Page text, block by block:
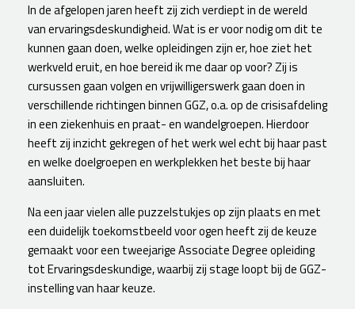
In de afgelopen jaren heeft zij zich verdiept in de wereld
van ervaringsdeskundigheid. Wat is er voor nodig om dit te
kunnen gaan doen, welke opleidingen zijn er, hoe ziet het
werkveld eruit, en hoe bereid ik me daar op voor? Zij is
cursussen gaan volgen en vrijwilligerswerk gaan doen in
verschillende richtingen binnen GGZ, o.a. op de crisisafdeling
in een ziekenhuis en praat- en wandelgroepen. Hierdoor
heeft zij inzicht gekregen of het werk wel echt bij haar past
en welke doelgroepen en werkplekken het beste bij haar
aansluiten.
Na een jaar vielen alle puzzelstukjes op zijn plaats en met
een duidelijk toekomstbeeld voor ogen heeft zij de keuze
gemaakt voor een tweejarige Associate Degree opleiding
tot Ervaringsdeskundige, waarbij zij stage loopt bij de GGZ-
instelling van haar keuze.